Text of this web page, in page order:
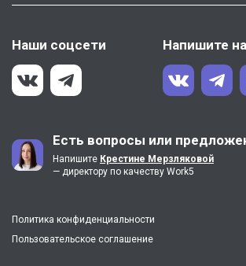
Наши соцсети Напишите
Есть вопросы или
Напишите Крестине Мерзляковой
— директору по качеству Work5
Политика конфиденциальности
Пользовательское соглашение